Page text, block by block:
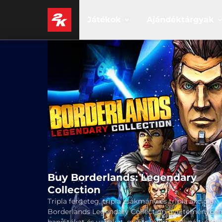
Buy Borderlands: Legendary
Collection
Tripla fergeteg, tripla zsákmány és tripla akció a
Borderlands Legendary Collection